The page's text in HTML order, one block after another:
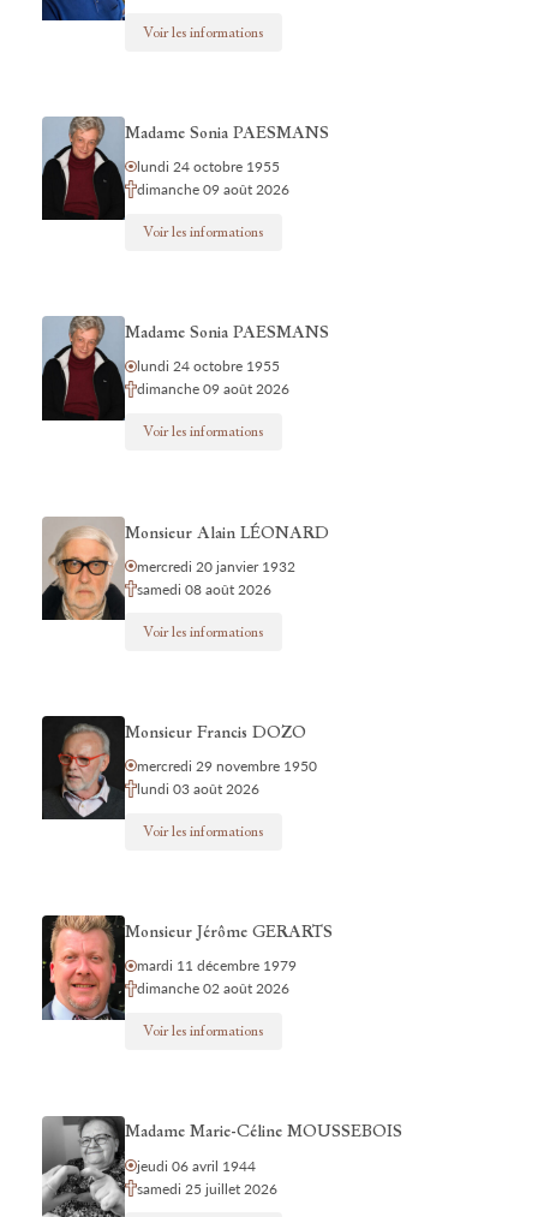
Voir les informations
Madame Sonia PAESMANS
lundi 24 octobre 1955
dimanche 09 août 2026
Voir les informations
Madame Sonia PAESMANS
lundi 24 octobre 1955
dimanche 09 août 2026
Voir les informations
Monsieur Alain LÉONARD
mercredi 20 janvier 1932
samedi 08 août 2026
Voir les informations
Monsieur Francis DOZO
mercredi 29 novembre 1950
lundi 03 août 2026
Voir les informations
Monsieur Jérôme GERARTS
mardi 11 décembre 1979
dimanche 02 août 2026
Voir les informations
Madame Marie-Céline MOUSSEBOIS
jeudi 06 avril 1944
samedi 25 juillet 2026